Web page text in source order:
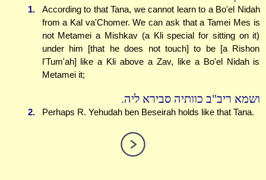
1.
According to that Tana, we cannot learn to a Bo'el Nidah
from a Kal va'Chomer. We can ask that a Tamei Mes is
not Metamei a Mishkav (a Kli special for sitting on it)
under him [that he does not touch] to be [a Rishon
l'Tum'ah] like a Kli above a Zav, like a Bo'el Nidah is
Metamei it;
ושמא ריב"ב כוותיה סבירא ליה.
2. Perhaps R. Yehudah ben Beseirah holds like that Tana.